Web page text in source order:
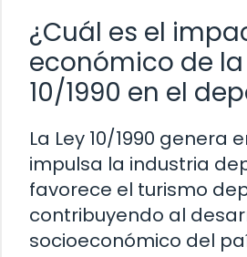
¿Cuál es el
económico de la
10/1990 en el
La Ley 10/1990 genera
impulsa la industria
favorece el turismo
contribuyendo al
socioeconómico del